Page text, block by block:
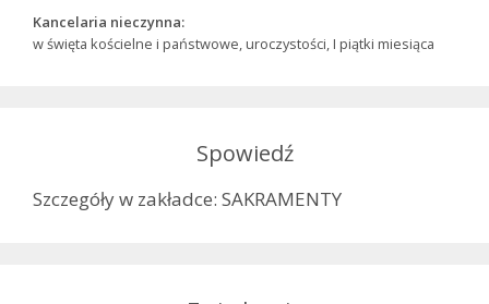
Kancelaria nieczynna:
w święta kościelne i państwowe, uroczystości, I piątki miesiąca
Spowiedź
Szczegóły w zakładce: SAKRAMENTY